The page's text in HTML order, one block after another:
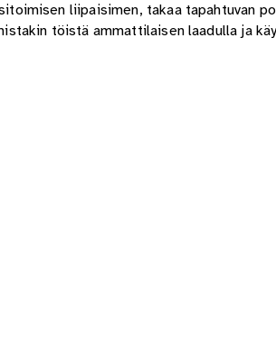
liipaisimen, takaa tapahtuvan
töistä ammattilaisen laadulla ja